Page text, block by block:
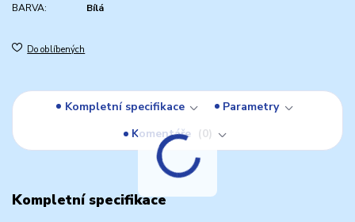
BARVA:
Bílá
Do oblíbených
Kompletní specifikace
Parametry
Komentáře
0
Kompletní specifikace